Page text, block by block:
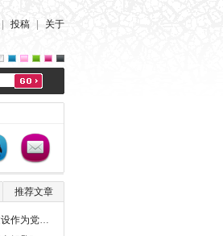
投稿 关于
推荐文章